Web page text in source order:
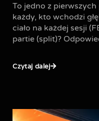
To jedno z
każdy, kto wchodzi
ciało na każdej sesji
partie (split)?
Czytaj dalej